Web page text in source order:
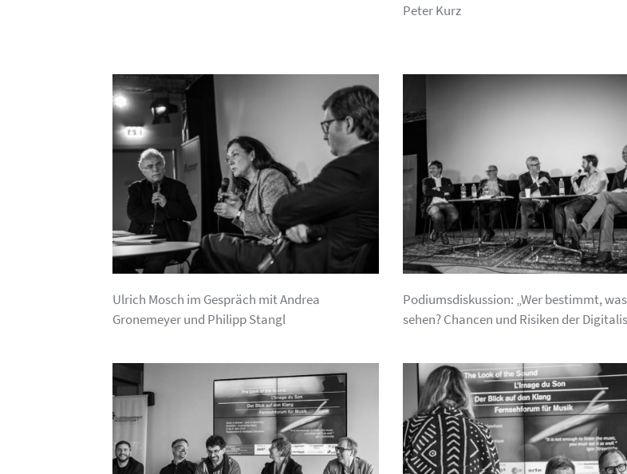
Peter Kurz
Ulrich Mosch im Gespräch mit Andrea
Gronemeyer und Philipp Stangl
Podiumsdiskussion: „Wer bestimmt,
sehen? Chancen und Risiken der